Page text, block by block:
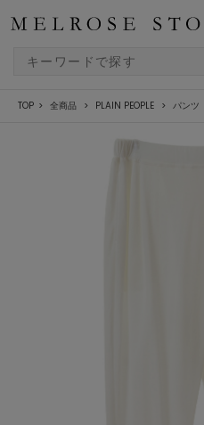
TOP 全商品 PLAIN PEOPLE パンツ